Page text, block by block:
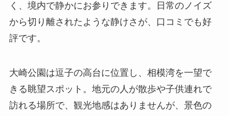
く、境内で静かにお参りできます。日常のノイズ
から切り離されたような静けさが、口コミでも好
評です。
大崎公園は逗子の高台に位置し、相模湾を一望で
きる眺望スポット。地元の人が散歩や子供連れで
訪れる場所で、観光地感はありませんが、景色の